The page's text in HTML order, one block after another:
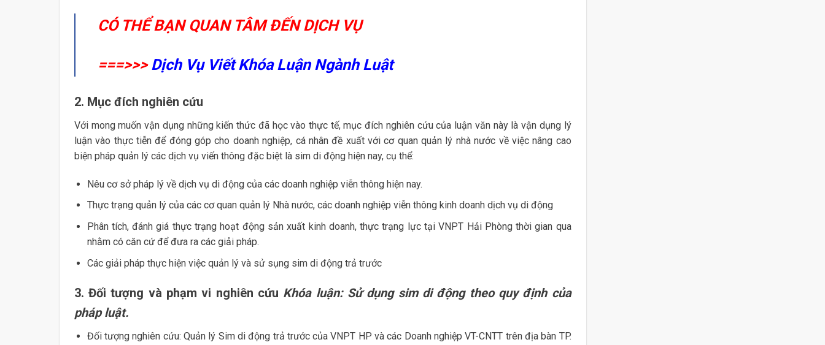
CÓ THỂ BẠN QUAN TÂM ĐẾN DỊCH VỤ
===>>>Dịch Vụ Viết Khóa Luận Ngành Luật
2. Mục đích nghiên cứu
Với mong muốn vận dụng những kiến thức đã học vào thực tế, mục đích nghiên cứu của luận văn này là vận dụng lý
luận vào thực tiễn để đóng góp cho doanh nghiệp, cá nhân đề xuất với cơ quan quản lý nhà nước về việc nâng cao
biện pháp quản lý các dịch vụ viến thông đặc biệt là sim di động hiện nay, cụ thể:
Nêu cơ sở pháp lý về dịch vụ di động của các doanh nghiệp viễn thông hiện nay.
Thực trạng quản lý của các cơ quan quản lý Nhà nước, các doanh nghiệp viễn thông kinh doanh dịch vụ di động
Phân tích, đánh giá thực trạng hoạt động sản xuất kinh doanh, thực trạng lực tại VNPT Hải Phòng thời gian qua
nhằm có căn cứ để đưa ra các giải pháp.
Các giải pháp thực hiện việc quản lý và sử sụng sim di động trả trước
3. Đối tượng và phạm vi nghiên cứu Khóa luận: Sử dụng sim di động theo quy định của
pháp luật.
Đối tượng nghiên cứu: Quản lý Sim di động trả trước của VNPT HP và các Doanh nghiệp VT-CNTT trên địa bàn TP.